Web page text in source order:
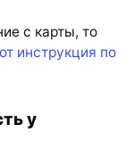
с карты, то
инструкция по
у